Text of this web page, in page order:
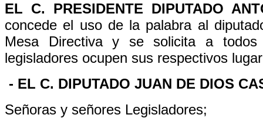
EL C. PRESIDENTE DIPUTADO
concede el uso de la palabra al
Mesa Directiva y se solicita a
legisladores ocupen sus respectivos
- EL C. DIPUTADO JUAN DE DIOS
Señoras y señores Legisladores;